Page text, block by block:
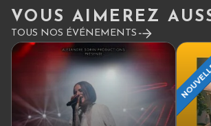
VOUS AIMEREZ
TOUS NOS ÉVÉNEMENTS